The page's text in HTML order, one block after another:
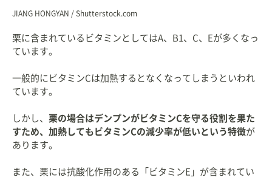
JIANG HONGYAN / Shutterstock.com
栗に含まれているビタミンとしてはA、B1、C、Eが多くなっ
ています。
一般的にビタミンCは加熱するとなくなってしまうといわれ
ています。
しかし、 栗の場合はデンプンがビタミンCを守る役割を果た
すため、加熱してもビタミンCの減少率が低いという特徴が
あります。
また、栗には抗酸化作用のある「ビタミンE」が含まれてい